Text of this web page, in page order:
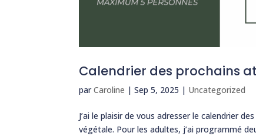
Calendrier des prochains
parCaroline |Sep 5, 2025 | Uncategorized
J’ai le plaisir de vous adresser le calendrier
végétale. Pour les adultes, j’ai programmé